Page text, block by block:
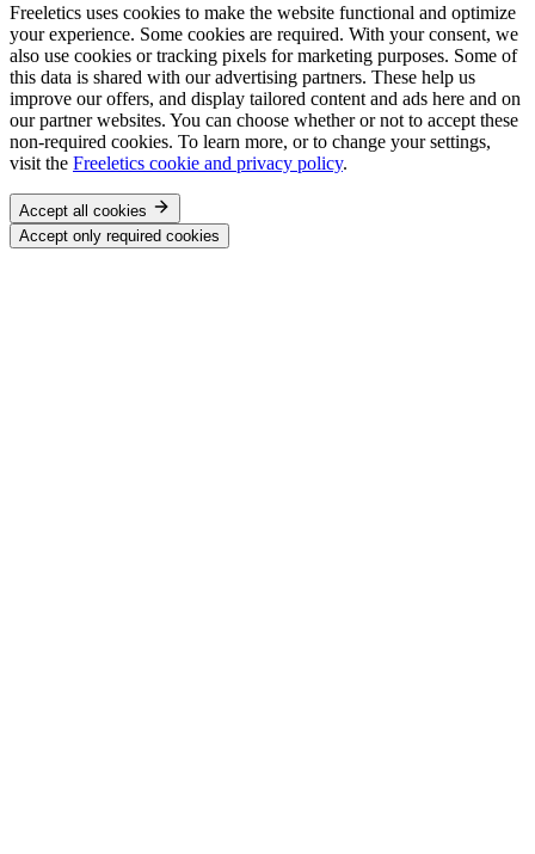
Freeletics uses cookies to make the website functional and optimize
your experience. Some cookies are required. With your consent, we
also use cookies or tracking pixels for marketing purposes. Some of
this data is shared with our advertising partners. These help us
improve our offers, and display tailored content and ads here and on
our partner websites. You can choose whether or not to accept these
non-required cookies. To learn more, or to change your settings,
visit the Freeletics cookie and privacy policy.
Accept all cookies
Accept only required cookies